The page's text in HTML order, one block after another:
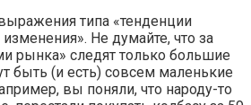
типа «тенденции
Не думайте, что за
рынка» следят только большие
быть (и есть) совсем маленькие
вы поняли, что народу-то